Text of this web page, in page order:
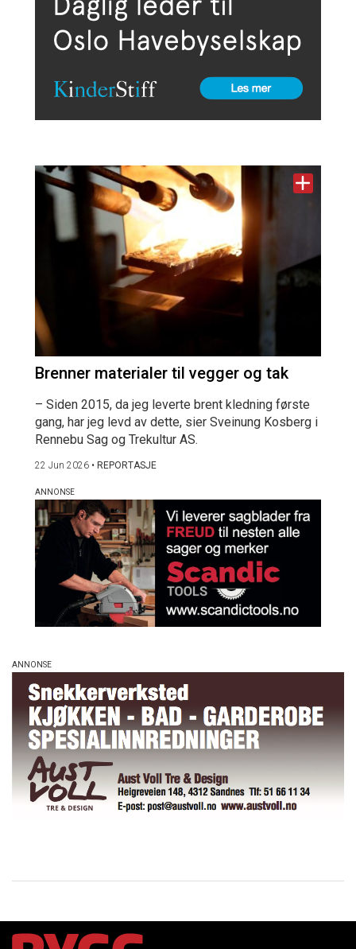
Brenner materialer til vegger og tak
– Siden 2015, da jeg leverte brent kledning første
gang, har jeg levd av dette, sier Sveinung Kosberg i
Rennebu Sag og Trekultur AS.
22 Jun 2026 • REPORTASJE